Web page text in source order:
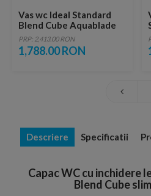
Vas wc Ideal Standard
Blend Cube Aquablade
back-to-wall, 56 x 36 cm
PRP: 2,413.00 RON
1,788.00 RON
Descriere Specificatii
Capac WC cu inchidere
Blend Cube